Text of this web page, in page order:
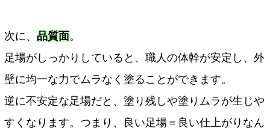
次に、 品質面。
足場がしっかりしていると、職人の体幹が安定し、外
壁に均一な力でムラなく塗ることができます。
逆に不安定な足場だと、塗り残しや塗りムラが生じや
すくなります。つまり、良い足場＝良い仕上がりなん